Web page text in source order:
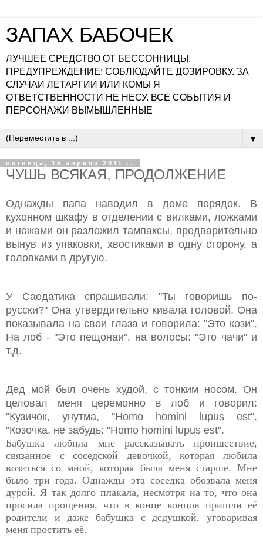
ЗАПАХ БАБОЧЕК
ЛУЧШЕЕ СРЕДСТВО ОТ БЕССОННИЦЫ.
ПРЕДУПРЕЖДЕНИЕ: СОБЛЮДАЙТЕ ДОЗИРОВКУ. ЗА
СЛУЧАИ ЛЕТАРГИИ ИЛИ КОМЫ Я
ОТВЕТСТВЕННОСТИ НЕ НЕСУ. ВСЕ СОБЫТИЯ И
ПЕРСОНАЖИ ВЫМЫШЛЕННЫЕ
▼
пятница, 15 апреля 2011 г.
ЧУШЬ ВСЯКАЯ, ПРОДОЛЖЕНИЕ
Однажды папа наводил в доме порядок. В
кухонном шкафу в отделении с вилками, ложками
и ножами он разложил тампаксы, предварительно
вынув из упаковки, хвостиками в одну сторону, а
головками в другую.
У Саодатика спрашивали: "Ты говоришь по-
русски?" Она утвердительно кивала головой. Она
показывала на свои глаза и говорила: "Это кози".
На лоб - "Это пещонаи", на волосы: "Это чачи" и
т.д.
Дед мой был очень худой, с тонким носом. Он
целовал меня церемонно в лоб и говорил:
"Кузичок, унутма, "Homo homini lupus est".
"Козочка, не забудь: "Homo homini lupus est".
Бабушка любила мне рассказывать проишествие,
связанное с соседской девочкой, которая любила
возиться со мной, которая была меня старше. Мне
было три года. Однажды эта соседка обозвала меня
дурой. Я так долго плакала, несмотря на то, что она
просила прощения, что в конце концов пришли её
родители и даже бабушка с дедушкой, уговаривая
меня простить её.